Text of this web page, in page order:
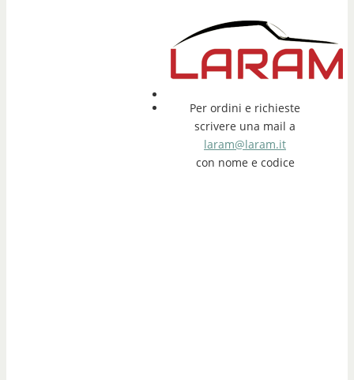
Per ordini e richieste
scrivere una mail a
laram@laram.it
con nome e codice